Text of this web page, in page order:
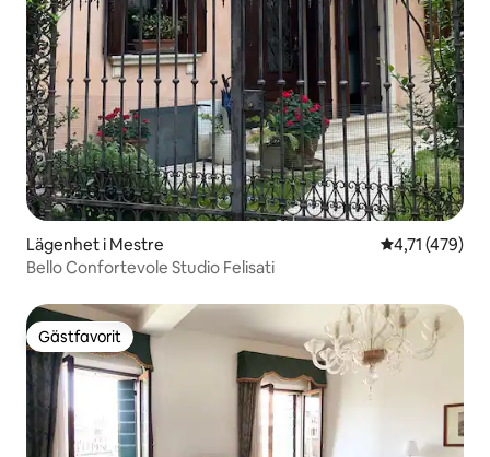
Lägenhet i Mestre 4,71 av 5 i
4,71 (479)
Bello Confortevole Studio Felisati
Gästfavorit
Gästfavorit